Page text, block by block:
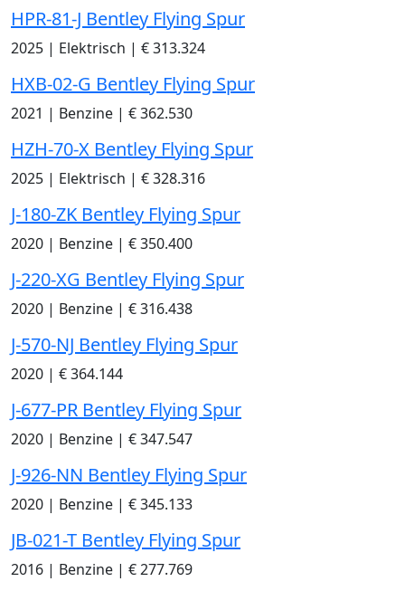
HPR-81-J Bentley Flying Spur
2025 | Elektrisch | € 313.324
HXB-02-G Bentley Flying Spur
2021 | Benzine | € 362.530
HZH-70-X Bentley Flying Spur
2025 | Elektrisch | € 328.316
J-180-ZK Bentley Flying Spur
2020 | Benzine | € 350.400
J-220-XG Bentley Flying Spur
2020 | Benzine | € 316.438
J-570-NJ Bentley Flying Spur
2020 | € 364.144
J-677-PR Bentley Flying Spur
2020 | Benzine | € 347.547
J-926-NN Bentley Flying Spur
2020 | Benzine | € 345.133
JB-021-T Bentley Flying Spur
2016 | Benzine | € 277.769